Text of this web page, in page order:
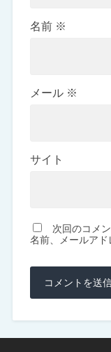
名前 ※
メール ※
サイト
次回のコメ
名前、メールアド